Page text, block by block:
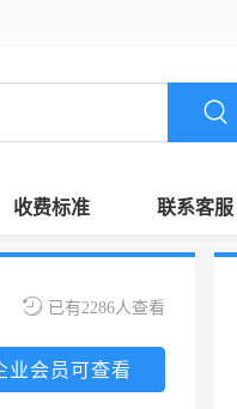
收费标准 联系客服
已有2286人查看
业会员可查看